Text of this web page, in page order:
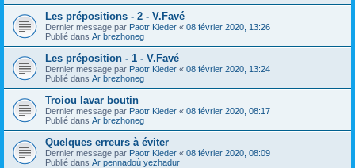
Les prépositions - 2 - V.Favé
Dernier message par Paotr Kleder « 08 février 2020, 13:26
Publié dans Ar brezhoneg
Les préposition - 1 - V.Favé
Dernier message par Paotr Kleder « 08 février 2020, 13:24
Publié dans Ar brezhoneg
Troiou lavar boutin
Dernier message par Paotr Kleder « 08 février 2020, 08:17
Publié dans Ar brezhoneg
Quelques erreurs à éviter
Dernier message par Paotr Kleder « 08 février 2020, 08:09
Publié dans Ar pennadoù yezhadur